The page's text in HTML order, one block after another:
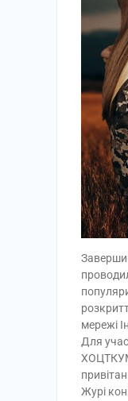
мережі
Для
Журі